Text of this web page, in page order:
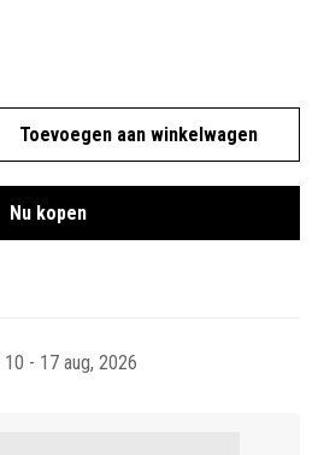
Toevoegen aan winkelwagen
Nu kopen
10 - 17 aug, 2026